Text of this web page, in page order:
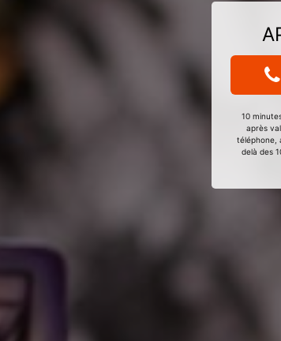
10
après
téléphone,
delà des